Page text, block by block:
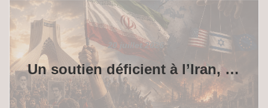
20 juillet 2026
Un soutien déficient à l’Iran, victime d’une terrible agression impérialiste américano-sioniste avec la complicité de l’Europe